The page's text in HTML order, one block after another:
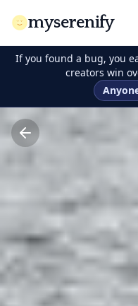
myserenify
If you found a bug, you
creators win